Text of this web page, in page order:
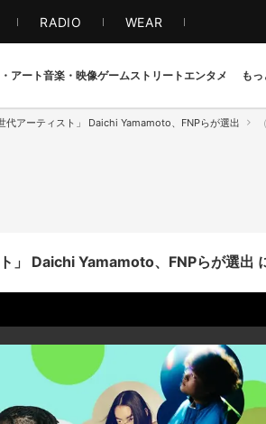
RADIO WEAR
アート音楽・映像ゲームストリート エンタメ も
代アーティスト」 Daichi Yamamoto、FNPらが選出
」 Daichi Yamamoto、FNPらが選出